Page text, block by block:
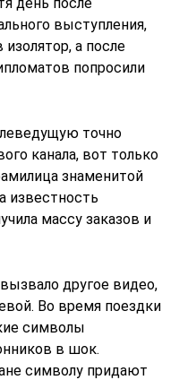
выступления,
а после
попросили
точно
канала, вот только
знаменитой
известность
массу заказов и
другое видео,
Во время поездки
символы
в шок.
символу придают